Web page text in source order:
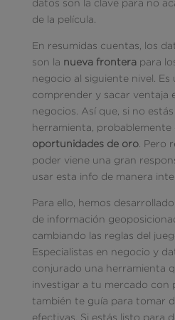
datos son la clave para no
de la película.
En resumidas cuentas, los
son la nueva fronterapara
negocio al siguiente nivel.
comprender y sacar ventaja
negocios. Así que, si no
herramienta, probablemente
oportunidades de oro. Pero
poder viene una gran
usar esta info de manera
Para ello, hemos
de información
cambiando las reglas del
Especialistas en negocio y
conjurado una herramienta
investigar a tu mercado con
también te guía para tomar
efectivas. Si estás listo para